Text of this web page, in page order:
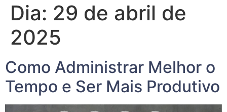
Dia: 29 de abril de
2025
Como Administrar Melhor o
Tempo e Ser Mais Produtivo